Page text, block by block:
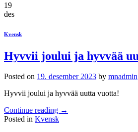
19
des
Kvensk
Hyvvii joului ja hyvvää
Posted on 19. desember 2023 by mnadmin
Hyvvii joului ja hyvvää uutta vuotta!
Continue reading →
Posted in Kvensk